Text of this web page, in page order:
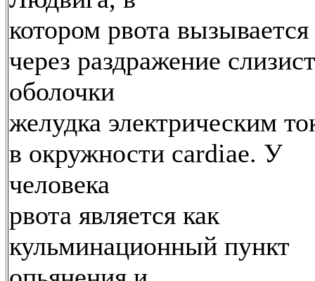
котором рвота вызывается
через раздражение
оболочки
желудка электрическим
в окружности cardiae. У
человека
рвота является как
кульминационный пункт